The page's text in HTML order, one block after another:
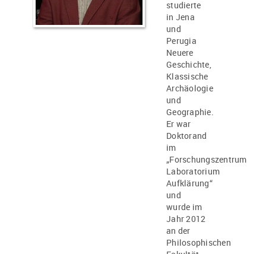
studierte
in Jena
und
Perugia
Neuere
Geschichte,
Klassische
Archäologie
und
Geographie.
Er war
Doktorand
im
„Forschungszentrum
Laboratorium
Aufklärung“
und
wurde im
Jahr 2012
an der
Philosophischen